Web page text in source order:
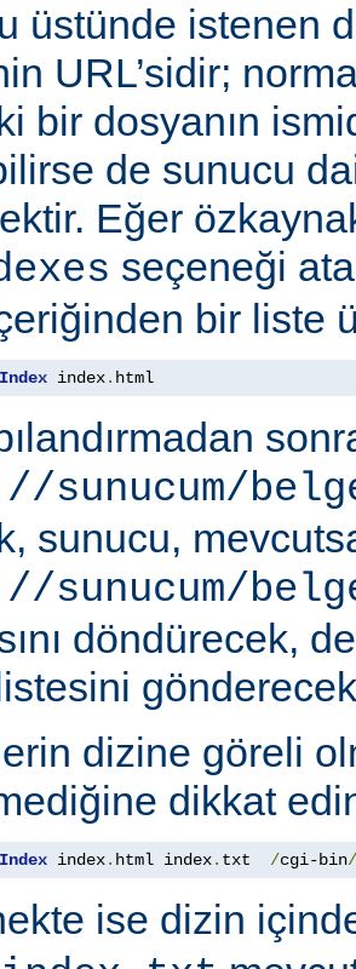
üstünde istenen
URL’sidir;
bir dosyanın
de sunucu
Eğer
seçeneği
bir liste
index. html
sunucum/
sunucu,
sunucum/
döndürecek,
dizine göreli
dikkat
index. html index. txt /cgi-bin/
ise dizin